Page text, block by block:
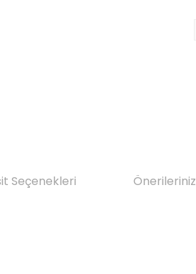
Seçenekleri Önerileriniz